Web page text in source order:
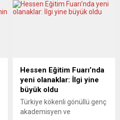
olmaya devam ediyor“
ifadesini kullandı. Macron,
gerektiğini kaydetti.
“İngilizler, ekonomik göçü
ikiyüzlülükle yöneten 1980’li
yılların sistemine sahip
olmaya devam ediyor.
(İngiltere’ye)...
Hessen Eğitim Fuarı’nda
yeni olanaklar: İlgi yine
büyük oldu
Türkiye kökenli gönüllü genç
akademisyen ve